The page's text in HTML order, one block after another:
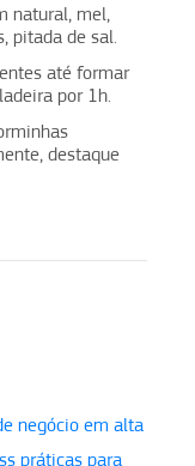
natural, mel,
pitada de sal.
até formar
por 1h.
destaque
negócio em alta
práticas para